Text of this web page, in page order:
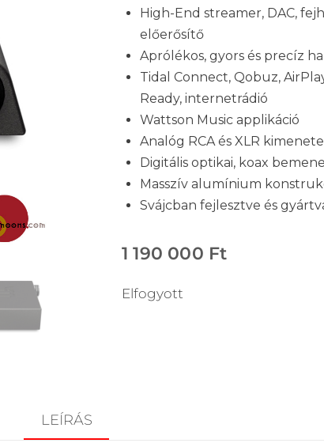
High-End streamer, DAC,
előerősítő
Aprólékos, gyors és precíz
Tidal Connect, Qobuz,
Ready, internetrádió
Wattson Music applikáció
Analóg RCA és XLR
Digitális optikai, koax
Masszív alumínium
Svájcban fejlesztve és
1 190 000 Ft
Elfogyott
LEÍRÁS